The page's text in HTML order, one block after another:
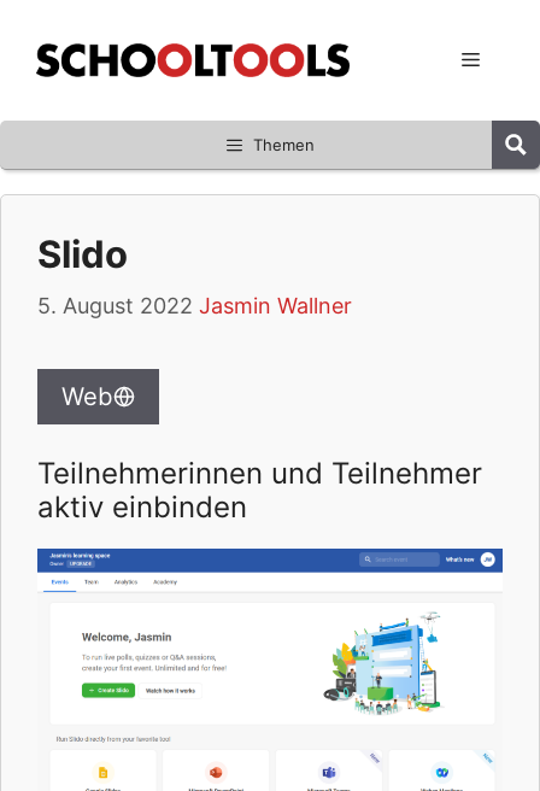
Inhalt
springen
Menü
Themen
Slido
5. August 2022 Jasmin Wallner
Web
Teilnehmerinnen und Teilnehmer
aktiv einbinden